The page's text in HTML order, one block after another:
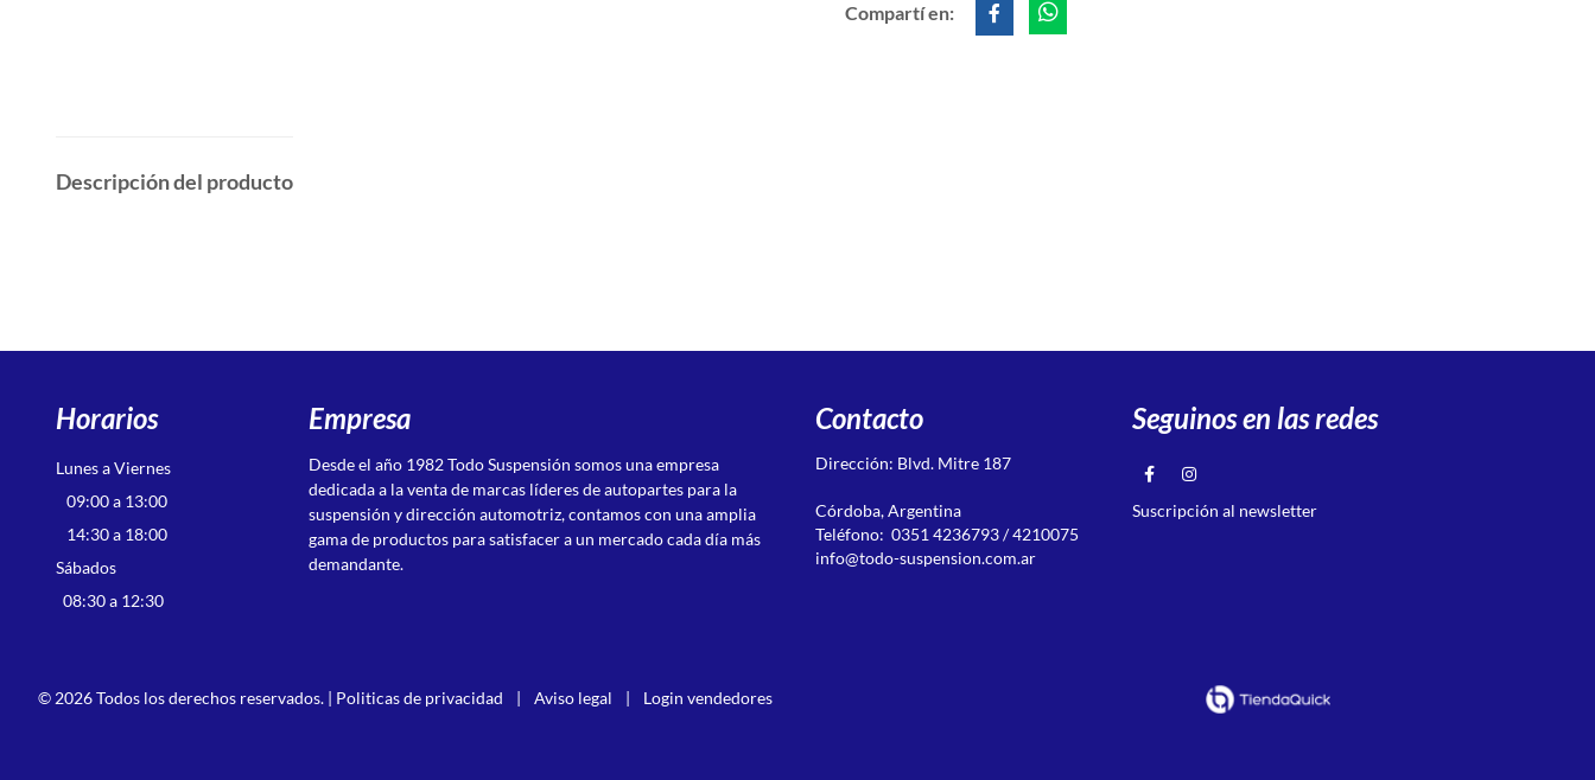
Compartí en:
Descripción del producto
Horarios
Lunes a Viernes
09:00 a 13:00
14:30 a 18:00
Sábados
08:30 a 12:30
Empresa
Desde el año 1982 Todo Suspensión somos una empresa
dedicada a la venta de marcas líderes de autopartes para la
suspensión y dirección automotriz, contamos con una amplia
gama de productos para satisfacer a un mercado cada día más
demandante.
Contacto
Dirección: Blvd. Mitre 187
Córdoba, Argentina
Teléfono: 0351 4236793 / 4210075
info@todo-suspension.com.ar
Seguinos en las redes
Suscripción al newsletter
© 2026 Todos los derechos reservados. | Politicas de privacidad | Aviso legal | Login vendedores